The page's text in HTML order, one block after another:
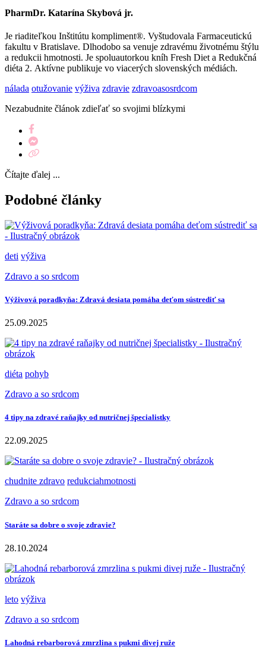
PharmDr. Katarína Skybová jr.
Je riaditeľkou Inštitútu kompliment®. Vyštudovala Farmaceutickú
fakultu v Bratislave. Dlhodobo sa venuje zdravému životnému štýlu
a redukcii hmotnosti. Je spoluautorkou kníh Fresh Diet a Redukčná
diéta 2. Aktívne publikuje vo viacerých slovenských médiách.
nálada otužovanie výživa zdravie zdravoasosrdcom
Nezabudnite článok zdieľať so svojimi blízkymi
Čítajte ďalej ...
Podobné články
deti výživa
Zdravo a so srdcom
Výživová poradkyňa: Zdravá desiata pomáha deťom sústrediť sa
25.09.2025
diéta pohyb
Zdravo a so srdcom
4 tipy na zdravé raňajky od nutričnej špecialistky
22.09.2025
chudnite zdravo redukciahmotnosti
Zdravo a so srdcom
Staráte sa dobre o svoje zdravie?
28.10.2024
leto výživa
Zdravo a so srdcom
Lahodná rebarborová zmrzlina s pukmi divej ruže